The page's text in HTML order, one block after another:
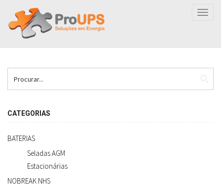
CATEGORIAS
BATERIAS
Seladas AGM
Estacionárias
NOBREAK NHS